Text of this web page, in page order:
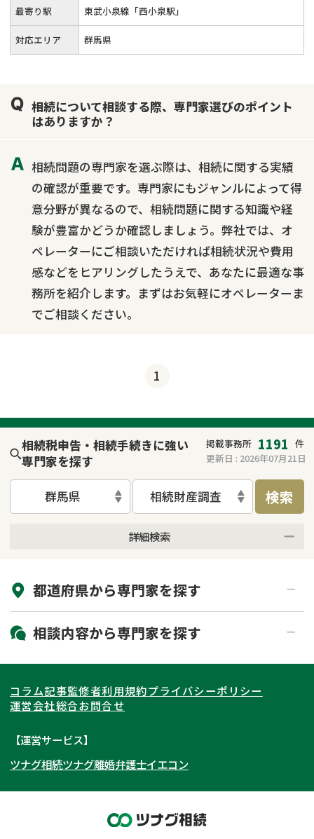
最寄り駅 東武小泉線「西小泉駅」
対応エリア 群馬県
相続について相談する際、専門家選びのポイント
はありますか？
相続問題の専門家を選ぶ際は、相続に関する実績
の確認が重要です。専門家にもジャンルによって得
意分野が異なるので、相続問題に関する知識や経
験が豊富かどうか確認しましょう。弊社では、オ
ペレーターにご相談いただければ相続状況や費用
感などをヒアリングしたうえで、あなたに最適な事
務所を紹介します。まずはお気軽にオペレーターま
でご相談ください。
1
相続税申告・相続手続きに強い
専門家を探す
掲載事務所 1191 件
更新日 : 2026年07月21日
群馬県 相続財産調査 検索
詳細検索
初回相談無料
土日祝の相談可能
都道府県から専門家を探す
北海道・東北
北海道 青森県
岩手県 宮城県
秋田県
福島県
関東
東京都 神奈川県
埼玉県
茨城県 群馬県
東海
愛知県
岐阜県 山梨県
関西
大阪府 京都府
奈良県
北陸・甲信越
石川県
相談内容から専門家を探す
相続登記
遺産分割
相続手続き
家族信託
成年後見・任意後見
相続財産調査
コラム記事監修者利用規約プライバシーポリシー
運営会社総合お問合せ
【運営サービス】
ツナグ相続ツナグ離婚弁護士イエコン